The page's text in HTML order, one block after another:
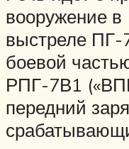
вооружение
выстреле ПГ-
боевой
РПГ-7В1
передний